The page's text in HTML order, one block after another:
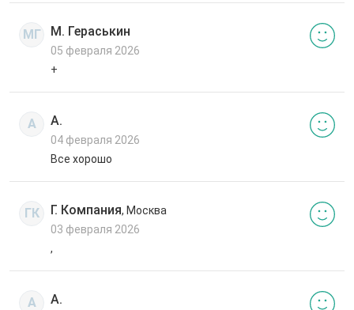
МГ М. Гераськин
05 февраля 2026
+
А А.
04 февраля 2026
Все хорошо
ГК Г. Компания, Москва
03 февраля 2026
,
А А.